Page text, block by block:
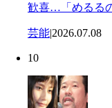
歓喜…「めるる
芸能|2026.07.08
10